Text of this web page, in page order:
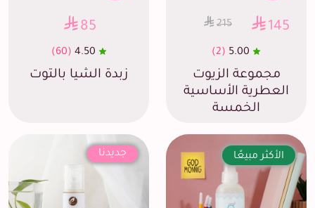
145
215
5.00
(2)
مجموعة الزيوت
العطرية الأساسية
الخمسة
85
4.50
(60)
زبدة الشيا بالتوت
الأكثر مبيعًا جديدنا